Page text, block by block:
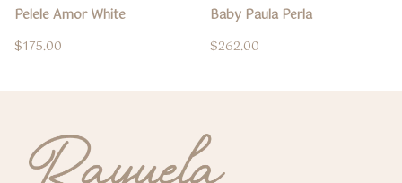
Pelele Amor White
$175.00
Baby Paula Perla
$262.00